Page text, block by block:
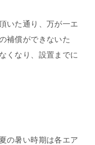
いた通り、万が一エ
補償ができないた
くなり、設置までに
の暑い時期は各エア